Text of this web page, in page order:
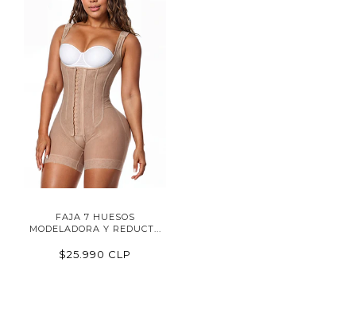
FAJA 7 HUESOS
MODELADORA Y REDUCT...
$25.990 CLP